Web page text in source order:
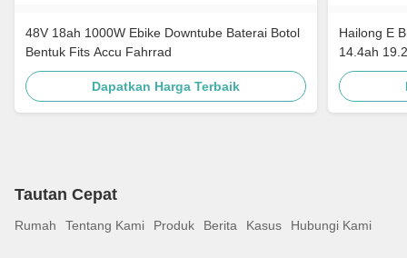
48V 18ah 1000W Ebike Downtube Baterai Botol
Bentuk Fits Accu Fahrrad
Dapatkan Harga Terbaik
Hailong E
14.4ah
Tautan Cepat
Rumah Tentang Kami Produk Berita Kasus Hubungi Kami